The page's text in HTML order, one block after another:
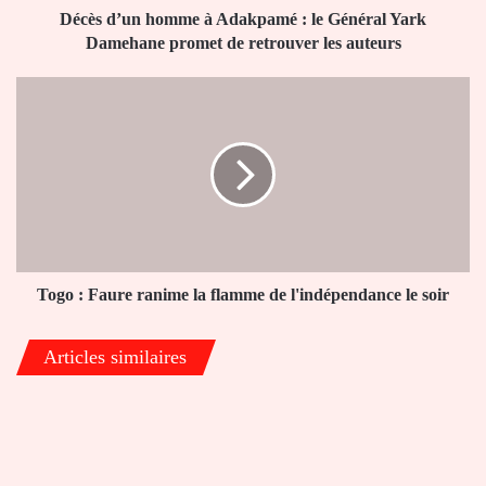
Décès d’un homme à Adakpamé : le Général Yark
Damehane promet de retrouver les auteurs
le
Togo : Faure ranime la flamme de l'indépendance le soir
Articles similaires